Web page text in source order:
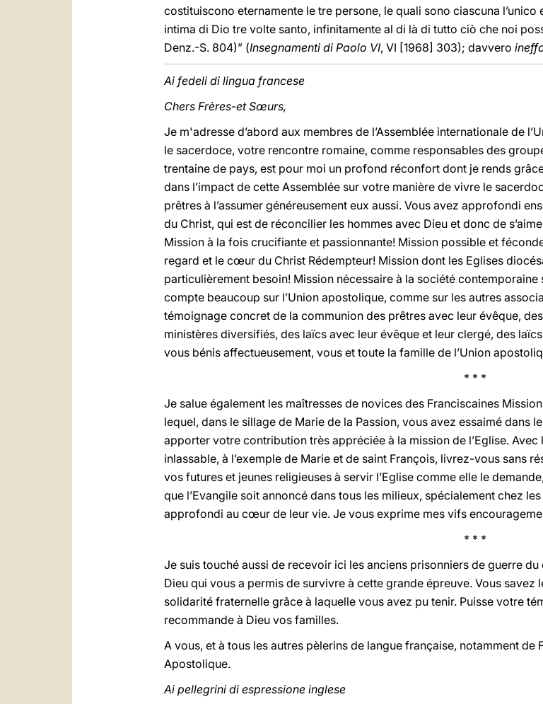
costituiscono eternamente le tre persone, le quali sono ciascuna
intima di Dio tre volte santo, infinitamente al di là di tutto ciò che noi
Denz.-S. 804)” (Insegnamenti di Paolo VI, VI [1968] 303); davvero
Ai fedeli di lingua francese
Chers Frères-et Sœurs,
Je m'adresse d’abord aux membres de l’Assemblée internationale de
le sacerdoce, votre rencontre romaine, comme responsables des
trentaine de pays, est pour moi un profond réconfort dont je rends
dans l’impact de cette Assemblée sur votre manière de vivre le
prêtres à l’assumer généreusement eux aussi. Vous avez approfondi
du Christ, qui est de réconcilier les hommes avec Dieu et donc de
Mission à la fois crucifiante et passionnante! Mission possible et
regard et le cœur du Christ Rédempteur! Mission dont les Eglises
particulièrement besoin! Mission nécessaire à la société contemporaine
compte beaucoup sur l’Union apostolique, comme sur les autres
témoignage concret de la communion des prêtres avec leur évêque,
ministères diversifiés, des laïcs avec leur évêque et leur clergé, des
vous bénis affectueusement, vous et toute la famille de l’Union
* * *
Je salue également les maîtresses de novices des Franciscaines
lequel, dans le sillage de Marie de la Passion, vous avez essaimé dans
apporter votre contribution très appréciée à la mission de l’Eglise. Avec
inlassable, à l’exemple de Marie et de saint François, livrez-vous sans
vos futures et jeunes religieuses à servir l’Eglise comme elle le
que l’Evangile soit annoncé dans tous les milieux, spécialement chez
approfondi au cœur de leur vie. Je vous exprime mes vifs
* * *
Je suis touché aussi de recevoir ici les anciens prisonniers de guerre
Dieu qui vous a permis de survivre à cette grande épreuve. Vous savez
solidarité fraternelle grâce à laquelle vous avez pu tenir. Puisse votre
recommande à Dieu vos familles.
A vous, et à tous les autres pèlerins de langue française, notamment de
Apostolique.
Ai pellegrini di espressione inglese